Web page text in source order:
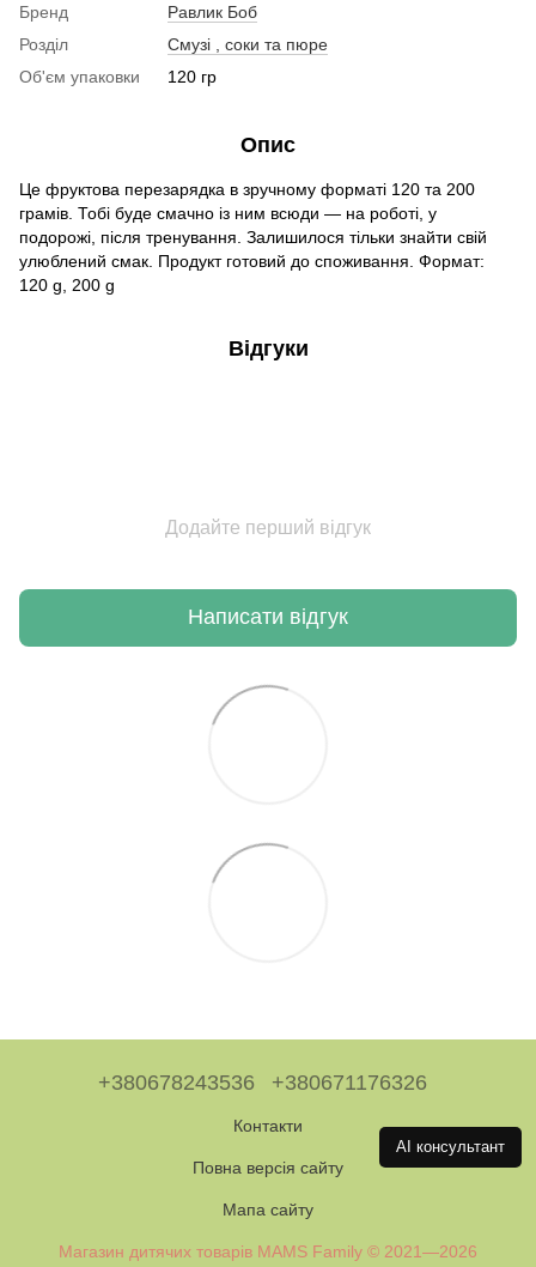
Бренд
Равлик Боб
Розділ
Смузі , соки та пюре
Об'єм упаковки
120 гр
Опис
Це фруктова перезарядка в зручному форматі 120 та 200
грамів. Тобі буде смачно із ним всюди — на роботі, у
подорожі, після тренування. Залишилося тільки знайти свій
улюблений смак. Продукт готовий до споживання. Формат:
120 g, 200 g
Відгуки
Додайте перший відгук
Написати відгук
+380678243536 +380671176326
Контакти
Повна версія сайту
Мапа сайту
Магазин дитячих товарів MAMS Family © 2021—2026
AI консультант